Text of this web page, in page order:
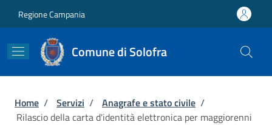
Regione Campania
Comune di Solofra
Briciole di pane
Home / Servizi / Anagrafe e stato civile /
Rilascio della carta d'identità elettronica per maggiorenni